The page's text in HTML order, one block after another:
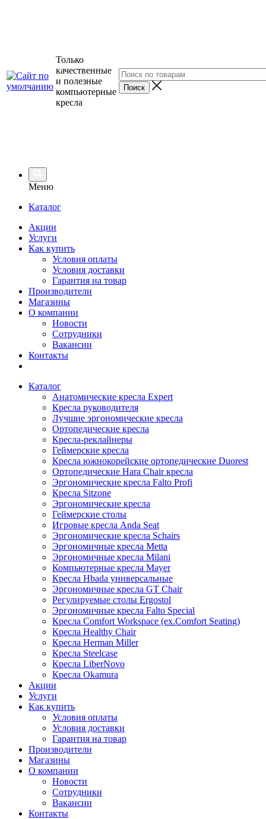
Только
качественные
и полезные
компьютерные
кресла
Меню
Каталог
Акции
Услуги
Как купить
Условия оплаты
Условия доставки
Гарантия на товар
Производители
Магазины
О компании
Новости
Сотрудники
Вакансии
Контакты
Каталог
Анатомические кресла Expert
Кресла руководителя
Лучшие эргономические кресла
Ортопедические кресла
Кресла-реклайнеры
Геймерские кресла
Кресла южнокорейские ортопедические Duorest
Ортопедические Hara Chair кресла
Эргономические кресла Falto Profi
Кресла Sitzone
Эргономические кресла
Геймерские столы
Игровые кресла Anda Seat
Эргономические кресла Schairs
Эргономичные кресла Metta
Эргономичные кресла Milani
Компьютерные кресла Mayer
Кресла Hbada универсальные
Эргономичные кресла GT Chair
Регулируемые столы Ergostol
Эргономичные кресла Falto Special
Кресла Comfort Workspace (ex.Comfort Seating)
Кресла Healthy Chair
Кресла Herman Miller
Кресла Steelcase
Кресла LiberNovo
Кресла Okamura
Акции
Услуги
Как купить
Условия оплаты
Условия доставки
Гарантия на товар
Производители
Магазины
О компании
Новости
Сотрудники
Вакансии
Контакты